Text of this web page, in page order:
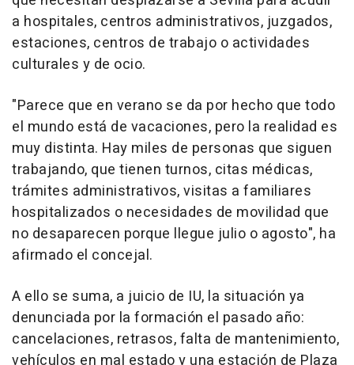
a hospitales, centros administrativos, juzgados,
estaciones, centros de trabajo o actividades
culturales y de ocio.
"Parece que en verano se da por hecho que todo
el mundo está de vacaciones, pero la realidad es
muy distinta. Hay miles de personas que siguen
trabajando, que tienen turnos, citas médicas,
trámites administrativos, visitas a familiares
hospitalizados o necesidades de movilidad que
no desaparecen porque llegue julio o agosto", ha
afirmado el concejal.
A ello se suma, a juicio de IU, la situación ya
denunciada por la formación el pasado año:
cancelaciones, retrasos, falta de mantenimiento,
vehículos en mal estado y una estación de Plaza